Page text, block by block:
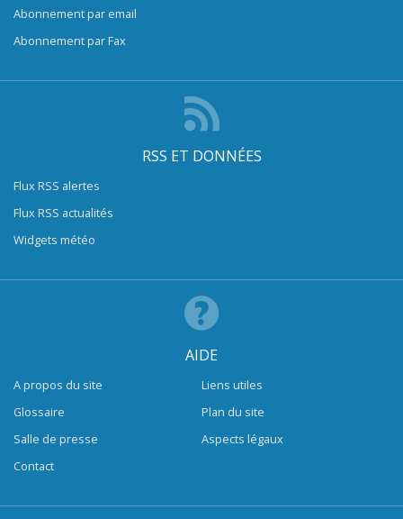
Abonnement par email
Abonnement par Fax
RSS ET DONNÉES
Flux RSS alertes
Flux RSS actualités
Widgets météo
AIDE
A propos du site
Glossaire
Salle de presse
Contact
Liens utiles
Plan du site
Aspects légaux